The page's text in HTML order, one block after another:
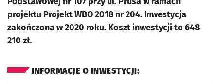
projektu Projekt WBO 2018 nr 204. Inwestycja
zakończona w 2020 roku. Koszt inwestycji to 648
210 zł.
INFORMACJE O INWESTYCJI: